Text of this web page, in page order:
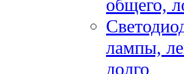
общего,
лампы,
долго